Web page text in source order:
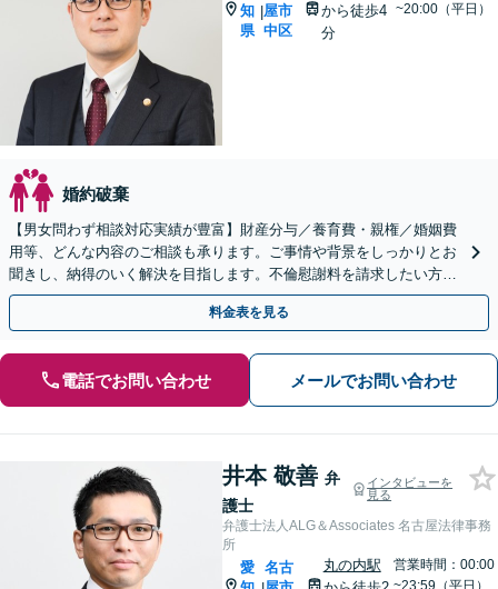
知
県
|屋市
中区
から徒歩4
分
~20:00（平日）
婚約破棄
【男女問わず相談対応実績が豊富】財産分与／養育費・親権／婚姻費
用等、どんな内容のご相談も承ります。ご事情や背景をしっかりとお
聞きし、納得のいく解決を目指します。不倫慰謝料を請求したい方／
請求された方どちらの対応も可能です
料金表を見る
電話でお問い合わせ メールでお問い合わせ
井本 敬善 弁
護士
インタビューを
見る
弁護士法人ALG＆Associates 名古屋法律事務
所
愛 名古
丸の内駅
営業時間：00:00
~23:59（平日）